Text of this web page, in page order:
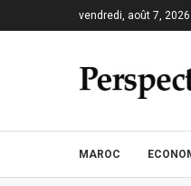
vendredi, août 7, 2026
MAROC